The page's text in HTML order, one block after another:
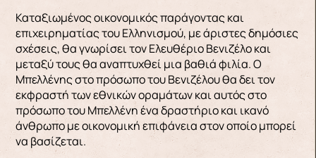
Καταξιωμένος οικονομικός παράγοντας και
επιχειρηματίας του Ελληνισμού, με άριστες δημόσιες
σχέσεις, θα γνωρίσει τον Ελευθέριο Βενιζέλο και
μεταξύ τους θα αναπτυχθεί μια βαθιά φιλία. Ο
Μπελλένης στο πρόσωπο του Βενιζέλου θα δει τον
εκφραστή των εθνικών οραμάτων και αυτός στο
πρόσωπο του Μπελλένη ένα δραστήριο και ικανό
άνθρωπο με οικονομική επιφάνεια στον οποίο μπορεί
να βασίζεται.